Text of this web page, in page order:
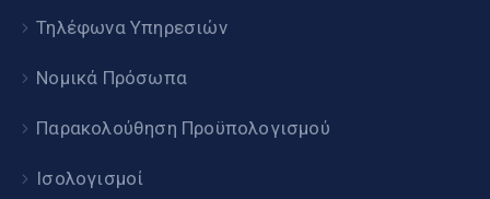
Τηλέφωνα Υπηρεσιών
Νομικά Πρόσωπα
Παρακολούθηση Προϋπολογισμού
Ισολογισμοί